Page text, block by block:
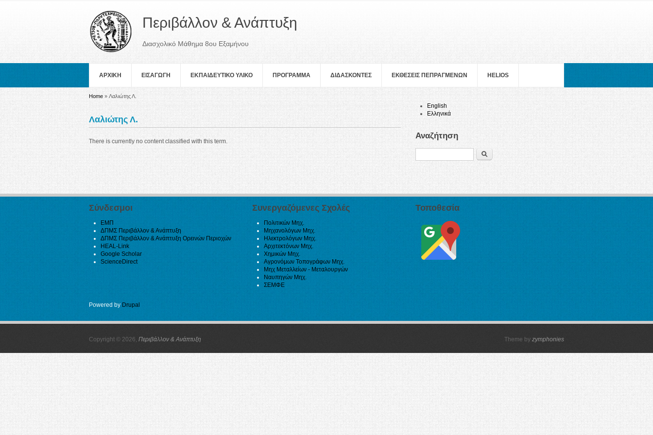
Περιβάλλον & Ανάπτυξη
Διασχολικό Μάθημα 8ου Εξαμήνου
ΑΡΧΙΚΗ ΕΙΣΑΓΩΓΗ ΕΚΠΑΙΔΕΥΤΙΚΟ ΥΛΙΚΟ ΠΡOΓΡΑΜΜΑ ΔΙΔΑΣΚΟΝΤΕΣ ΕΚΘΕΣΕΙΣ ΠΕΠΡΑΓΜΕΝΩΝ HELIOS
You are here
Home » Λαλιώτης Λ.
Λαλιώτης Λ.
There is currently no content classified with this term.
English
Ελληνικά
Αναζήτηση
Search
Σύνδεσμοι
ΕΜΠ
ΔΠΜΣ Περιβάλλον & Ανάπτυξη
ΔΠΜΣ Περιβάλλον & Ανάπτυξη Ορεινών Περιοχών
HEAL-Link
Google Scholar
ScienceDirect
Συνεργαζόμενες Σχολές
Πολιτικών Μηχ.
Μηχανολόγων Μηχ.
Ηλεκτρολόγων Μηχ.
Αρχιτεκτόνων Μηχ.
Χημικών Μηχ.
Αγρονόμων Τοπογράφων Μηχ.
Μηχ Μεταλλείων - Μεταλουργών
Ναυπηγών Μηχ.
ΣΕΜΦΕ
Τοποθεσία
Powered by Drupal
Copyright © 2026, Περιβάλλον & Ανάπτυξη Theme by zymphonies